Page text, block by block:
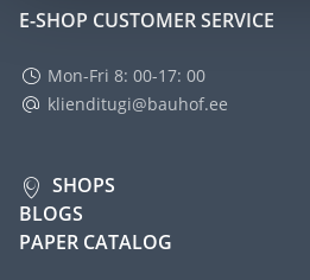
E-SHOP CUSTOMER SERVICE
Mon-Fri 8: 00-17: 00
klienditugi@bauhof.ee
SHOPS
BLOGS
PAPER CATALOG